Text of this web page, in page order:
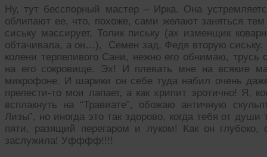
Ну, тут бесспорный мастер – Ирка. Она
облипают ее, что, похоже, сами желают заняться
сиську массирует, Толик письку (ах изменщик
обтачивала, а он…), Семен зад, Федя вторую сиську.
колени терпеливого Сани, нежно его обнимаю,
на его сокровище. Эх! И плевать мне на всякие
микрофоне. И шарики он себе туда набил очень
прелести-то мои лапает, а как хрипит эротично! Я,
всплакнуть на “Травиате”, обожаю античную
Лизы”, но иногда это так здорово, когда тебя от
пяти, разящий перегаром и луком! Как он
заслужила! Уфффф!!!!